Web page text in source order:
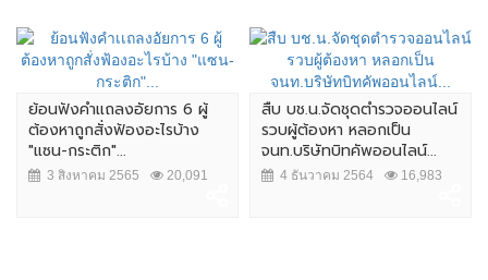
ย้อนฟังคำเเถลงอัยการ 6 ผู้
ต้องหาถูกสั่งฟ้องอะไรบ้าง
"แซน-กระติก"...
3 สิงหาคม 2565 20,091
สืบ บช.น.จัดชุดตำรวจออนไลน์
รวบผู้ต้องหา หลอกเป็น
จนท.บริษัทบิทคัพออนไลน์...
4 ธันวาคม 2564 16,983